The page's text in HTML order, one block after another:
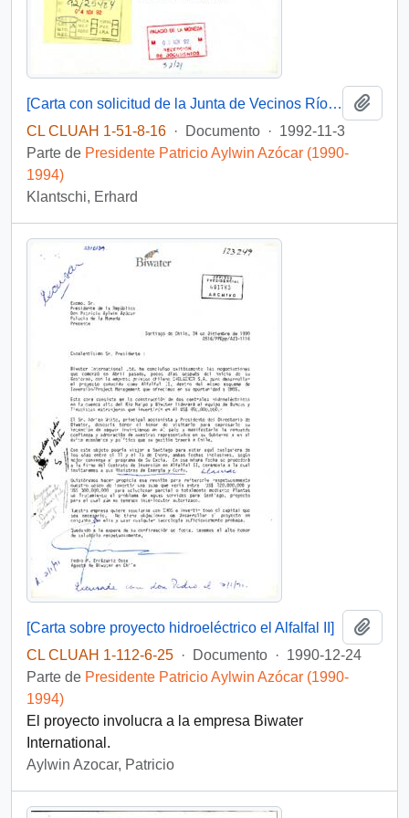
[Carta con solicitud de la Junta de Vecinos Río Cochiguaz].
CL CLUAH 1-51-8-16 · Documento · 1992-11-3
Parte de Presidente Patricio Aylwin Azócar (1990-
1994)
Klantschi, Erhard
[Carta sobre proyecto hidroeléctrico el Alfalfal II]
CL CLUAH 1-112-6-25 · Documento · 1990-12-24
Parte de Presidente Patricio Aylwin Azócar (1990-
1994)
El proyecto involucra a la empresa Biwater
International.
Aylwin Azocar, Patricio